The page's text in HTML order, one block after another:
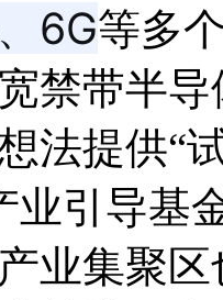
6G等多
禁带半
法提供“
业引导基
业集聚